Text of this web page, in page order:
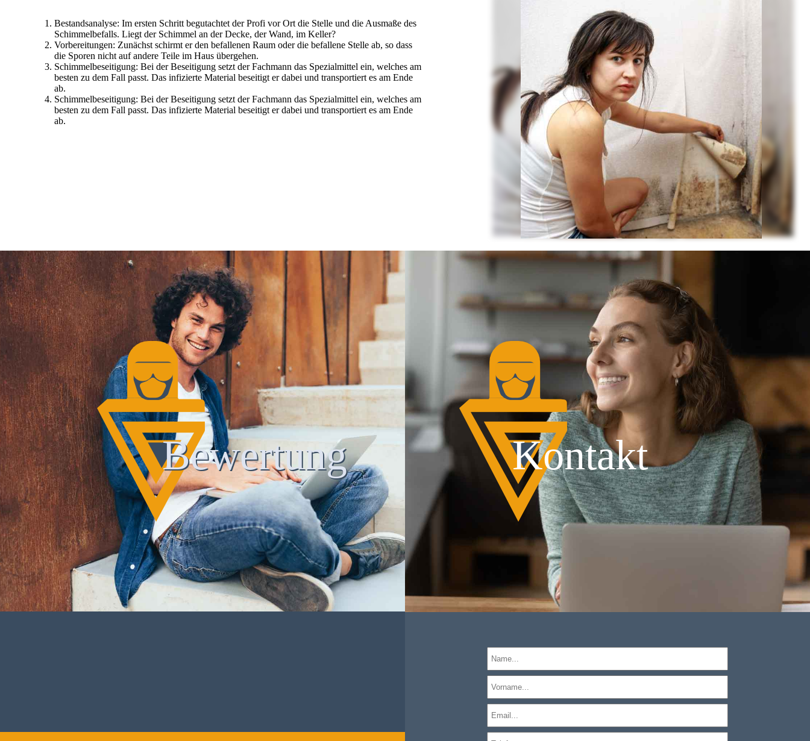
Bestandsanalyse: Im ersten Schritt begutachtet der Profi vor Ort die Stelle und die Ausmaße des
Schimmelbefalls. Liegt der Schimmel an der Decke, der Wand, im Keller?
Vorbereitungen: Zunächst schirmt er den befallenen Raum oder die befallene Stelle ab, so dass
die Sporen nicht auf andere Teile im Haus übergehen.
Schimmelbeseitigung: Bei der Beseitigung setzt der Fachmann das Spezialmittel ein, welches am
besten zu dem Fall passt. Das infizierte Material beseitigt er dabei und transportiert es am Ende
ab.
Schimmelbeseitigung: Bei der Beseitigung setzt der Fachmann das Spezialmittel ein, welches am
besten zu dem Fall passt. Das infizierte Material beseitigt er dabei und transportiert es am Ende
ab.
Bewertung Kontakt